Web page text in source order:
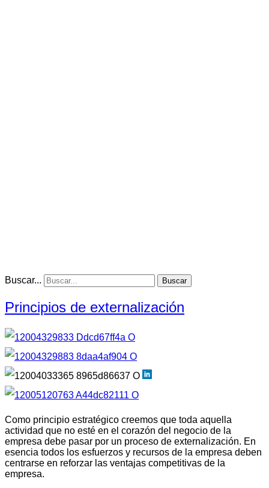
Buscar... Buscar
Principios de externalización
Como principio estratégico creemos que toda aquella
actividad que no esté en el corazón del negocio de la
empresa debe pasar por un proceso de externalización. En
esencia todos los esfuerzos y recursos de la empresa deben
centrarse en reforzar las ventajas competitivas de la
empresa.